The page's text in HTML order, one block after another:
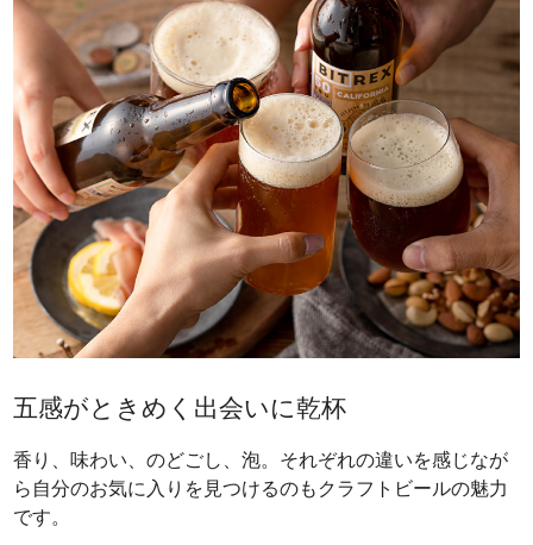
五感がときめく出会いに乾杯
香り、味わい、のどごし、泡。それぞれの違いを感じなが
ら自分のお気に入りを見つけるのもクラフトビールの魅力
です。